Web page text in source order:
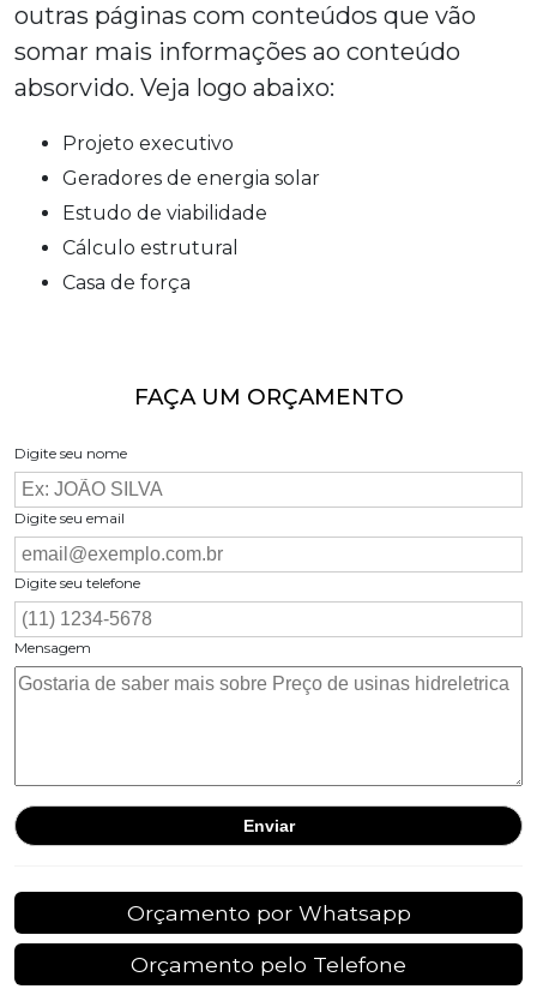
outras páginas com conteúdos que vão
somar mais informações ao conteúdo
absorvido. Veja logo abaixo:
projeto executivo
geradores de energia solar
estudo de viabilidade
cálculo estrutural
casa de força
FAÇA UM ORÇAMENTO
Digite seu nome
Digite seu email
Digite seu telefone
Mensagem
Orçamento por Whatsapp
Orçamento pelo Telefone